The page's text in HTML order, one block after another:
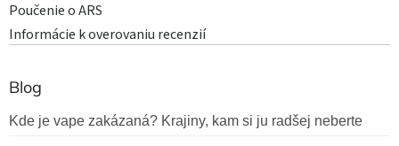
Poučenie o ARS
Informácie k overovaniu recenzií
Blog
Kde je vape zakázaná? Krajiny, kam si ju radšej neberte